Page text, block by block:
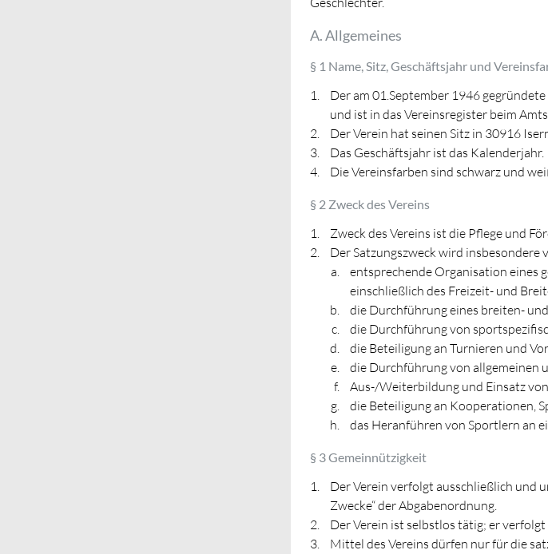
A. Allgemeines
§ 1 Name, Sitz, Geschäftsjahr und
Der am 01.September 1946
und ist in das Vereinsregister beim
Der Verein hat seinen Sitz in 30916
Das Geschäftsjahr ist das Kalenderjahr.
Die Vereinsfarben sind schwarz und
§ 2 Zweck des Vereins
Zweck des Vereins ist die Pflege und
Der Satzungszweck wird insbesondere
entsprechende Organisation eines
einschließlich des Freizeit- und
die Durchführung eines breiten-
die Durchführung von
die Beteiligung an Turnieren und
die Durchführung von allgemeinen
Aus-/Weiterbildung und Einsatz
die Beteiligung an Kooperationen,
das Heranführen von Sportlern an
§ 3 Gemeinnützigkeit
Der Verein verfolgt ausschließlich und
Zwecke“ der Abgabenordnung.
Der Verein ist selbstlos tätig; er
Mittel des Vereins dürfen nur für die